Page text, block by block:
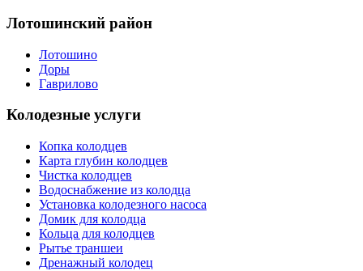
Лотошинский район
Лотошино
Доры
Гаврилово
Колодезные услуги
Копка колодцев
Карта глубин колодцев
Чистка колодцев
Водоснабжение из колодца
Установка колодезного насоса
Домик для колодца
Кольца для колодцев
Рытье траншеи
Дренажный колодец